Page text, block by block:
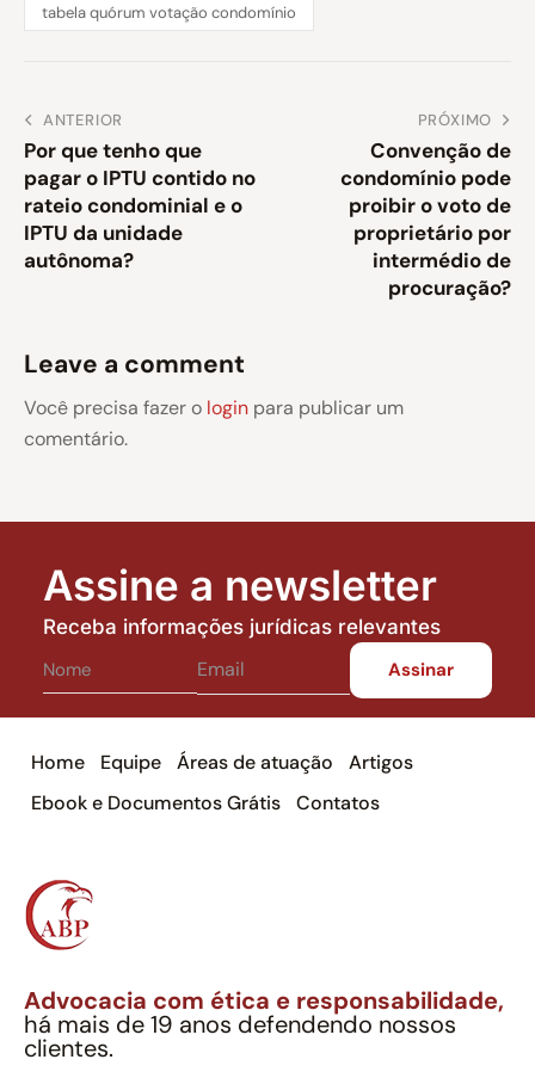
tabela quórum votação condomínio
ANTERIOR
Por que tenho que
pagar o IPTU contido no
rateio condominial e o
IPTU da unidade
autônoma?
PRÓXIMO
Convenção de
condomínio pode
proibir o voto de
proprietário por
intermédio de
procuração?
Leave a comment
Você precisa fazer o login para publicar um
comentário.
Assine a newsletter
Receba informações jurídicas relevantes
Home Equipe Áreas de atuação
Artigos
Ebook e Documentos Grátis
Contatos
Advocacia com ética e responsabilidade,
há mais de 19 anos defendendo nossos
clientes.